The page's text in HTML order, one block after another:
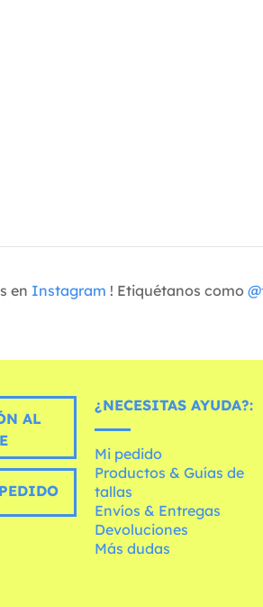
en Instagram ! Etiquétanos como
AL
¿NECESITAS AYUDA?:
Mi pedido
Productos & Guías de
tallas
Envíos & Entregas
Devoluciones
Más dudas